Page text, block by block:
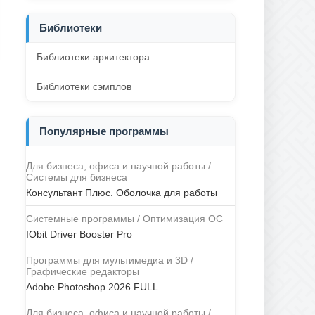
Библиотеки
Библиотеки архитектора
Библиотеки сэмплов
Популярные программы
Для бизнеса, офиса и научной работы /
Системы для бизнеса
Консультант Плюс. Оболочка для работы
Системные программы / Оптимизация ОС
IObit Driver Booster Pro
Программы для мультимедиа и 3D /
Графические редакторы
Adobe Photoshop 2026 FULL